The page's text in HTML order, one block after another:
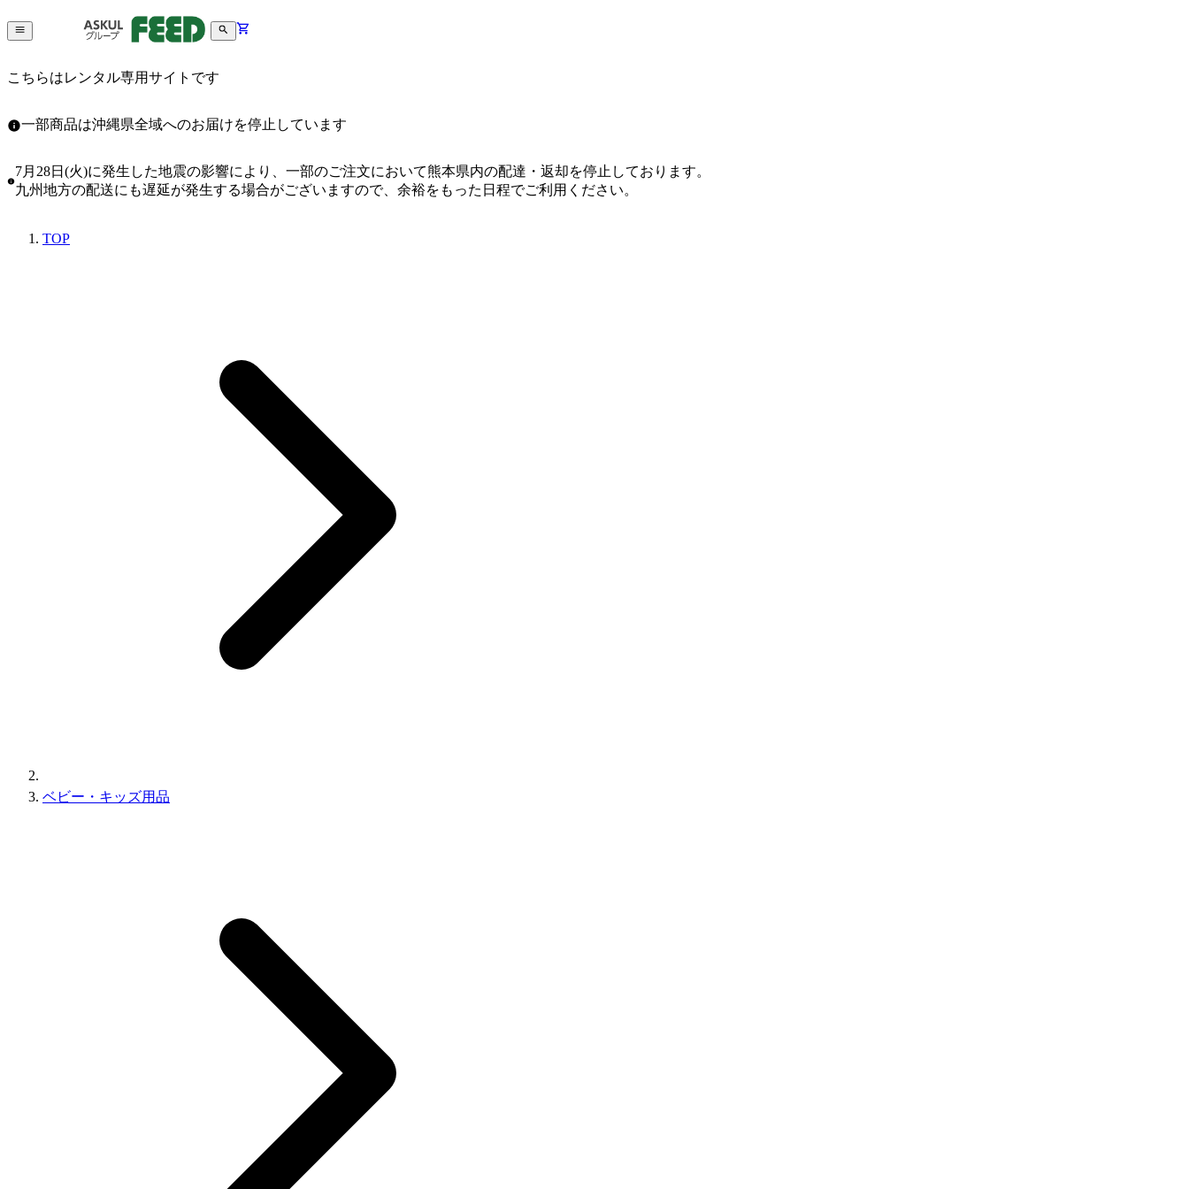
こちらはレンタル専用サイトです
一部商品は沖縄県全域へのお届けを停止しています
7月28日(火)に発生した地震の影響により、一部のご注文において熊本県内の配達・返却を停止しております。
九州地方の配送にも遅延が発生する場合がございますので、余裕をもった日程でご利用ください。
TOP
ベビー・キッズ用品